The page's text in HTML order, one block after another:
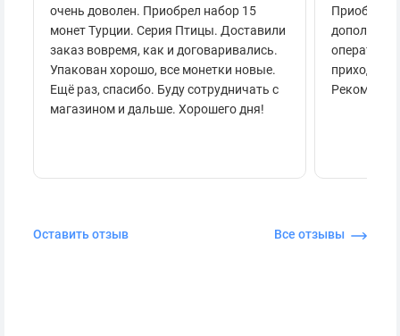
очень доволен. Приобрел набор 15
монет Турции. Серия Птицы. Доставили
заказ вовремя, как и договаривались.
Упакован хорошо, все монетки новые.
Ещё раз, спасибо. Буду сотрудничать с
магазином и дальше. Хорошего дня!
приходило
Оставить отзыв Все отзывы